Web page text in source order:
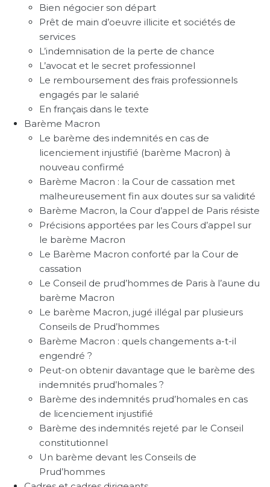
Bien négocier son départ
Prêt de main d’oeuvre illicite et sociétés de
services
L’indemnisation de la perte de chance
L’avocat et le secret professionnel
Le remboursement des frais professionnels
engagés par le salarié
En français dans le texte
Barème Macron
Le barème des indemnités en cas de
licenciement injustifié (barème Macron) à
nouveau confirmé
Barème Macron : la Cour de cassation met
malheureusement fin aux doutes sur sa validité
Barème Macron, la Cour d’appel de Paris résiste
Précisions apportées par les Cours d’appel sur
le barème Macron
Le Barème Macron conforté par la Cour de
cassation
Le Conseil de prud’hommes de Paris à l’aune du
barème Macron
Le barème Macron, jugé illégal par plusieurs
Conseils de Prud’hommes
Barème Macron : quels changements a-t-il
engendré ?
Peut-on obtenir davantage que le barème des
indemnités prud’homales ?
Barème des indemnités prud’homales en cas
de licenciement injustifié
Barème des indemnités rejeté par le Conseil
constitutionnel
Un barème devant les Conseils de
Prud’hommes